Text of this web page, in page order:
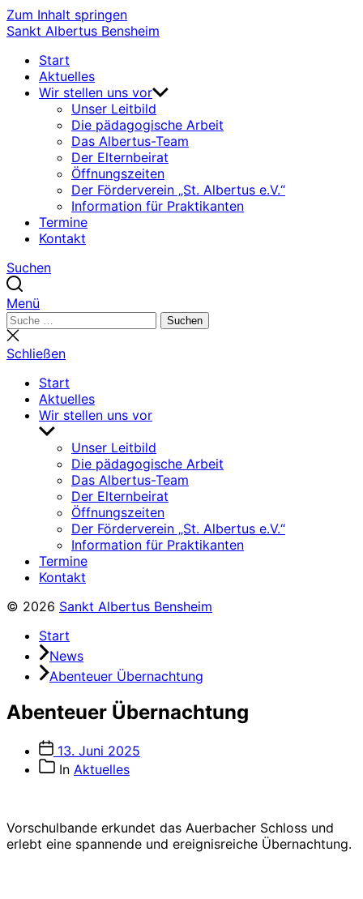
Zum Inhalt springen
Sankt Albertus Bensheim
Start
Aktuelles
Wir stellen uns vor
Unser Leitbild
Die pädagogische Arbeit
Das Albertus-Team
Der Elternbeirat
Öffnungszeiten
Der Förderverein „St. Albertus e.V.“
Information für Praktikanten
Termine
Kontakt
Suchen
Menü
Suchen
nach:
Suchen
Suche
schließen
Schließen
Start
Aktuelles
Wir stellen uns vor
Untermenü
anzeigenUnser Leitbild
Die pädagogische Arbeit
Das Albertus-Team
Der Elternbeirat
Öffnungszeiten
Der Förderverein „St. Albertus e.V.“
Information für Praktikanten
Termine
Kontakt
© 2026 Sankt Albertus Bensheim
Start
News
Abenteuer Übernachtung
Abenteuer Übernachtung
Veröffentlichungsdatum
13. Juni 2025
Beitragskategorien
In Aktuelles
Vorschulbande erkundet das Auerbacher Schloss und
erlebt eine spannende und ereignisreiche Übernachtung.